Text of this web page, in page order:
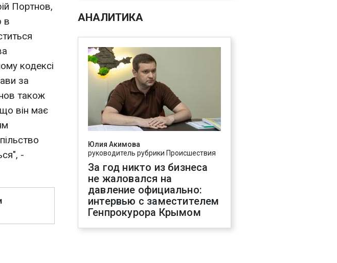
Портнов,
в
кодексі
за
також
він має
-
АНАЛИТИКА
Юлия Акимова
руководитель рубрики Происшествия
За год никто из бизнеса
не жаловался на
давление официально:
интервью с заместителем
Генпрокурора Крымом